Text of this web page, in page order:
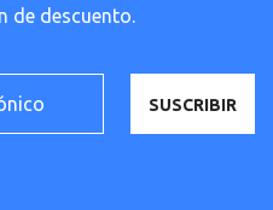
de descuento.
SUSCRIBIR